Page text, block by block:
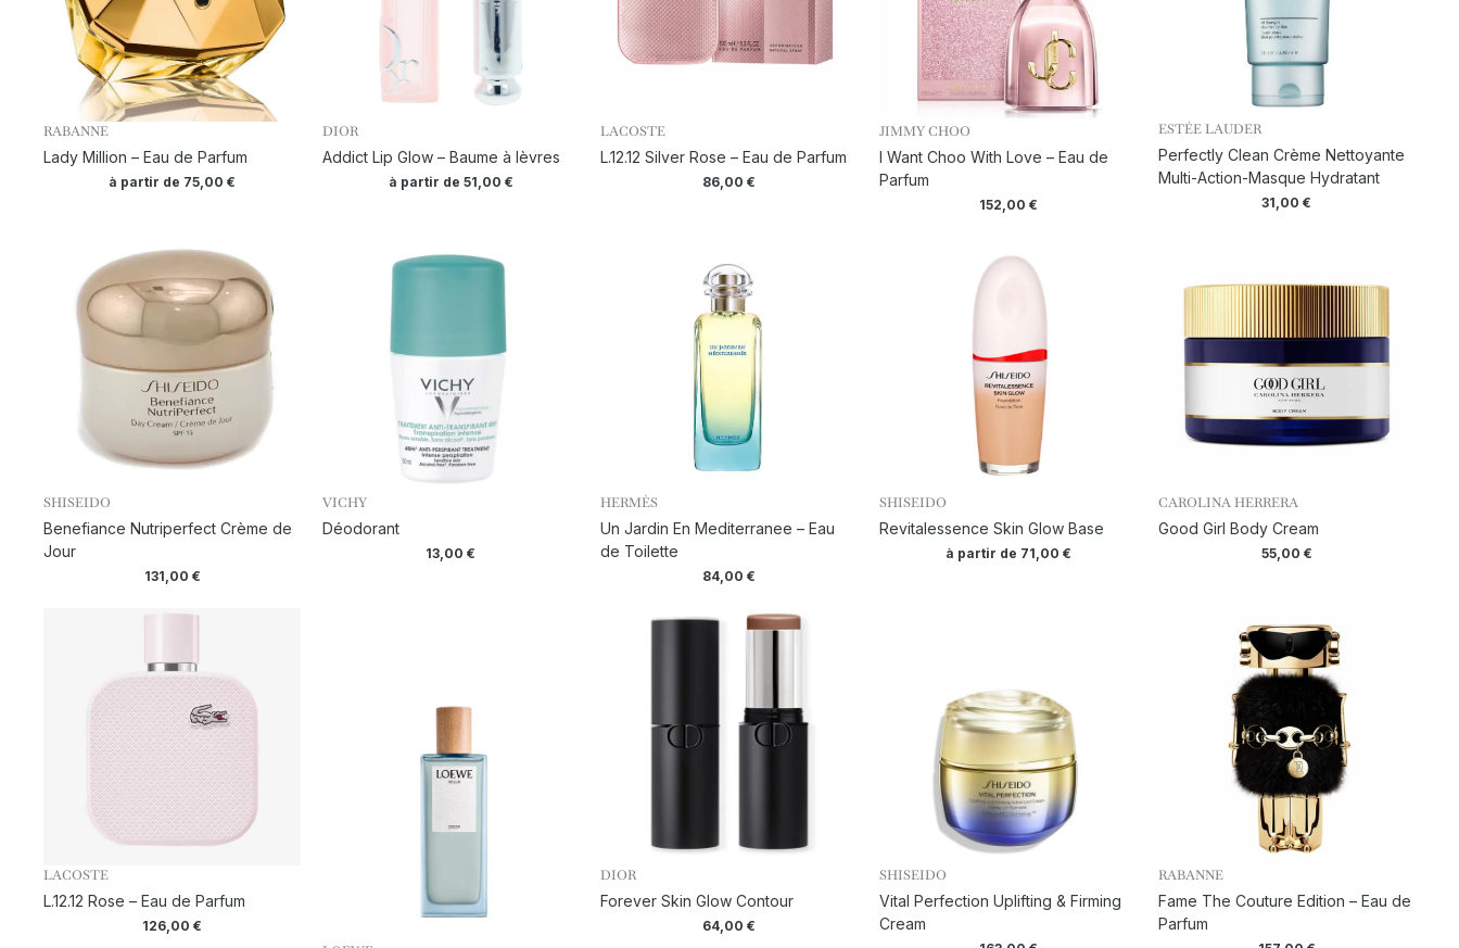
RABANNE
Lady Million – Eau de Parfum
à partir de 75,00€
DIOR
Addict Lip Glow – Baume à lèvres
à partir de 51,00 €
LACOSTE
L.12.12 Silver Rose – Eau de Parfum
86,00€
JIMMY CHOO
I Want Choo With Love – Eau de
Parfum
152,00 €
ESTÉE LAUDER
Perfectly Clean Crème Nettoyante
Multi-Action-Masque Hydratant
31,00€
SHISEIDO
Benefiance Nutriperfect Crème de
Jour
131,00 €
VICHY
Déodorant
13,00€
HERMÈS
Un Jardin En Mediterranee – Eau
de Toilette
84,00€
SHISEIDO
Revitalessence Skin Glow Base
à partir de 71,00 €
CAROLINA HERRERA
Good Girl Body Cream
55,00 €
LACOSTE
L.12.12 Rose – Eau de Parfum
126,00€
DIOR
Forever Skin Glow Contour
64,00€
SHISEIDO
Vital Perfection Uplifting & Firming
Cream
RABANNE
Fame The Couture Edition – Eau de
Parfum